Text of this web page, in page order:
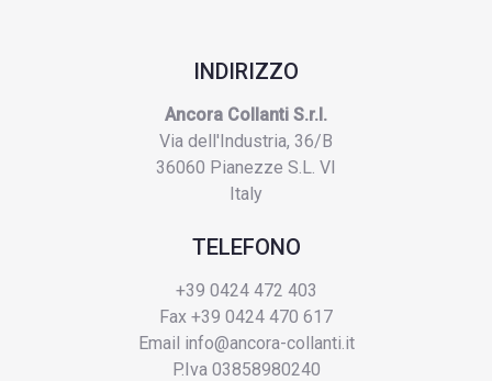
INDIRIZZO
Ancora Collanti S.r.l.
Via dell'Industria, 36/B
36060 Pianezze S.L. VI
Italy
TELEFONO
+39 0424 472 403
Fax +39 0424 470 617
Email info@ancora-collanti.it
P.Iva 03858980240